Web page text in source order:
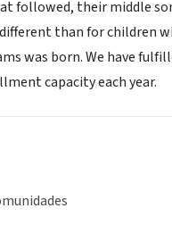
followed, their middle
than for children
was born. We have
capacity each year.